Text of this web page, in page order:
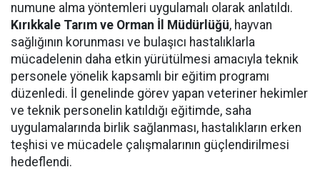
numune alma yöntemleri uygulamalı olarak anlatıldı.
Kırıkkale Tarım ve Orman İl Müdürlüğü, hayvan
sağlığının korunması ve bulaşıcı hastalıklarla
mücadelenin daha etkin yürütülmesi amacıyla teknik
personele yönelik kapsamlı bir eğitim programı
düzenledi. İl genelinde görev yapan veteriner hekimler
ve teknik personelin katıldığı eğitimde, saha
uygulamalarında birlik sağlanması, hastalıkların erken
teşhisi ve mücadele çalışmalarının güçlendirilmesi
hedeflendi.